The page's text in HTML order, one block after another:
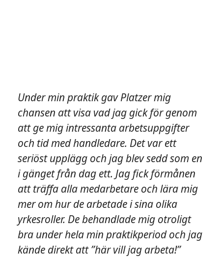
Under min praktik gav Platzer mig
chansen att visa vad jag gick för genom
att ge mig intressanta arbetsuppgifter
och tid med handledare. Det var ett
seriöst upplägg och jag blev sedd som en
i gänget från dag ett. Jag fick förmånen
att träffa alla medarbetare och lära mig
mer om hur de arbetade i sina olika
yrkesroller. De behandlade mig otroligt
bra under hela min praktikperiod och jag
kände direkt att ”här vill jag arbeta!”